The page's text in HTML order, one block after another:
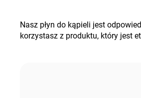
Nasz płyn do kąpieli jest
korzystasz z produktu, który jest